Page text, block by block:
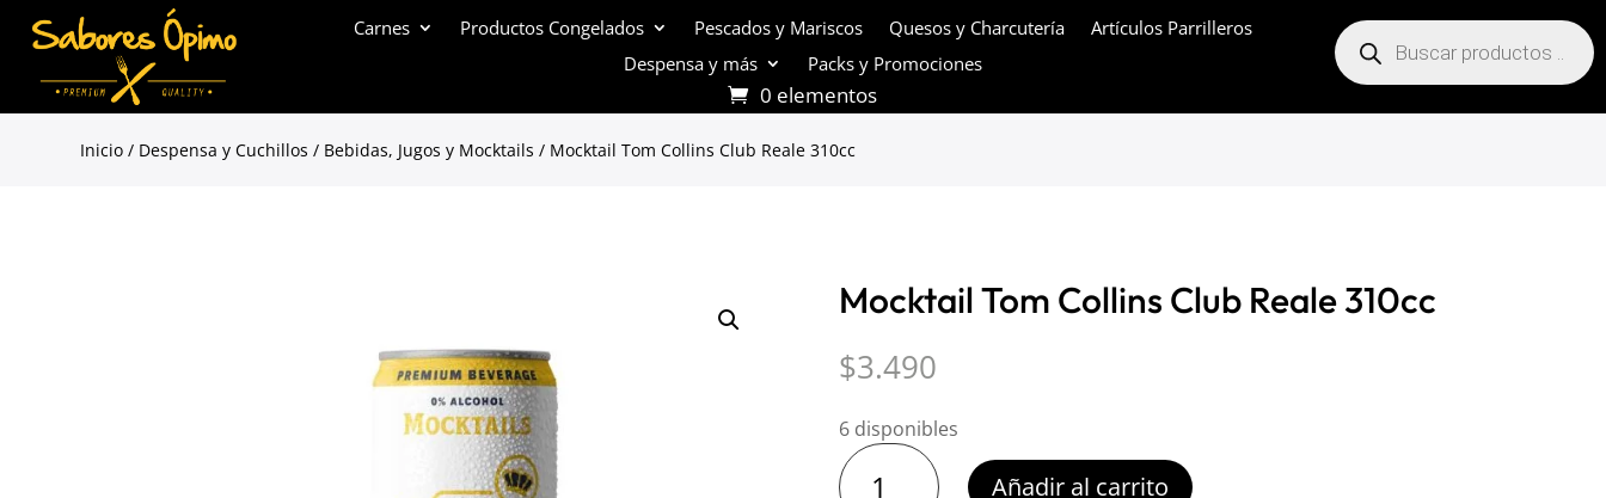
Carnes Productos Congelados Pescados y Mariscos Quesos y Charcutería
Artículos Parrilleros
Despensa y más
Packs y Promociones
0 elementos
Búsqueda
de
productos
Inicio / Despensa y Cuchillos / Bebidas, Jugos y Mocktails / Mocktail Tom Collins Club Reale 310cc
Mocktail Tom Collins Club Reale 310cc
$3.490
6 disponibles
Mocktail
Tom
Añadir al carrito